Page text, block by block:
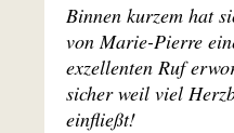
Binnen kurzem hat
von Marie-Pierre
exzellenten Ruf
sicher weil viel
einfließt!